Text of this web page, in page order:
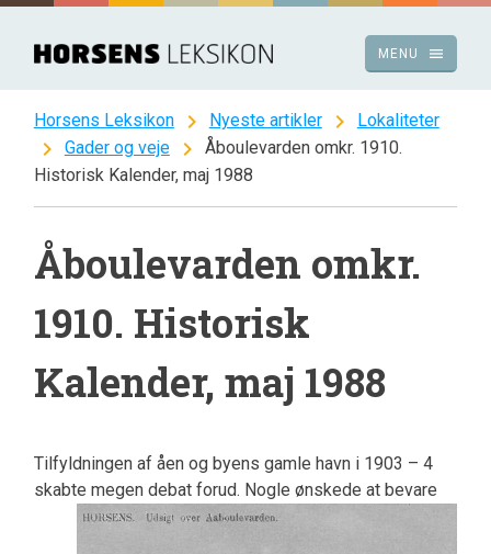
Spring
indhold
menu
MENU
Horsens Leksikon chevron_right Nyeste artikler chevron_right Lokaliteter
chevron_right Gader og veje chevron_right
Åboulevarden omkr. 1910.
Historisk Kalender, maj 1988
Åboulevarden omkr.
1910. Historisk
Kalender, maj 1988
Tilfyldningen af åen og byens gamle havn i 1903 – 4
skabte megen debat forud. Nogle ønskede at bevare